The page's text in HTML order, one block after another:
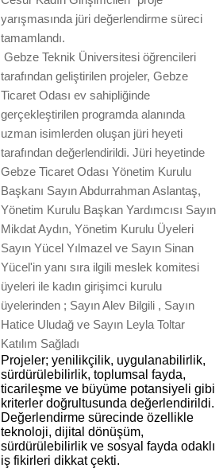
yarışmasında jüri değerlendirme süreci
tamamlandı.
Gebze Teknik Üniversitesi öğrencileri
tarafından geliştirilen projeler, Gebze
Ticaret Odası ev sahipliğinde
gerçekleştirilen programda alanında
uzman isimlerden oluşan jüri heyeti
tarafından değerlendirildi. Jüri heyetinde
Gebze Ticaret Odası Yönetim Kurulu
Başkanı Sayın Abdurrahman Aslantaş,
Yönetim Kurulu Başkan Yardımcısı Sayın
Mikdat Aydın, Yönetim Kurulu Üyeleri
Sayın Yücel Yılmazel ve Sayın Sinan
Yücel'in yanı sıra ilgili meslek komitesi
üyeleri ile kadın girişimci kurulu
üyelerinden ; Sayın Alev Bilgili , Sayın
Hatice Uludağ ve Sayın Leyla Toltar
Katılım Sağladı
Projeler; yenilikçilik, uygulanabilirlik,
sürdürülebilirlik, toplumsal fayda,
ticarileşme ve büyüme potansiyeli gibi
kriterler doğrultusunda değerlendirildi.
Değerlendirme sürecinde özellikle
teknoloji, dijital dönüşüm,
sürdürülebilirlik ve sosyal fayda odaklı
iş fikirleri dikkat çekti.